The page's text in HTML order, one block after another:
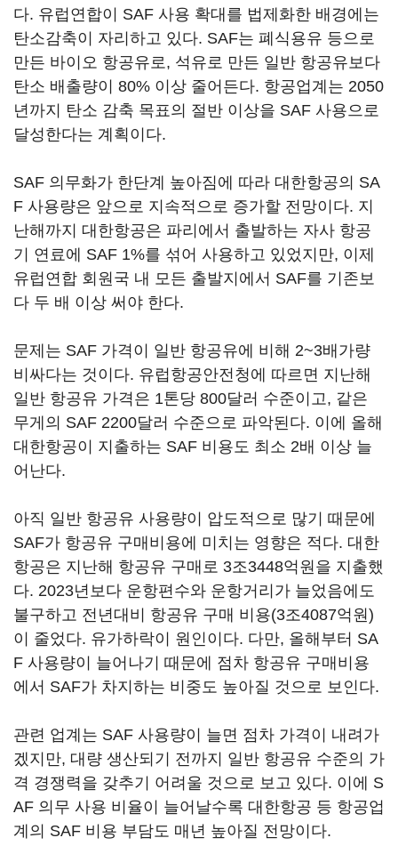
다. 유럽연합이 SAF 사용 확대를 법제화한 배경에는
탄소감축이 자리하고 있다. SAF는 폐식용유 등으로
만든 바이오 항공유로, 석유로 만든 일반 항공유보다
탄소 배출량이 80% 이상 줄어든다. 항공업계는 2050
년까지 탄소 감축 목표의 절반 이상을 SAF 사용으로
달성한다는 계획이다.
SAF 의무화가 한단계 높아짐에 따라 대한항공의 SA
F 사용량은 앞으로 지속적으로 증가할 전망이다. 지
난해까지 대한항공은 파리에서 출발하는 자사 항공
기 연료에 SAF 1%를 섞어 사용하고 있었지만, 이제
유럽연합 회원국 내 모든 출발지에서 SAF를 기존보
다 두 배 이상 써야 한다.
문제는 SAF 가격이 일반 항공유에 비해 2~3배가량
비싸다는 것이다. 유럽항공안전청에 따르면 지난해
일반 항공유 가격은 1톤당 800달러 수준이고, 같은
무게의 SAF 2200달러 수준으로 파악된다. 이에 올해
대한항공이 지출하는 SAF 비용도 최소 2배 이상 늘
어난다.
아직 일반 항공유 사용량이 압도적으로 많기 때문에
SAF가 항공유 구매비용에 미치는 영향은 적다. 대한
항공은 지난해 항공유 구매로 3조3448억원을 지출했
다. 2023년보다 운항편수와 운항거리가 늘었음에도
불구하고 전년대비 항공유 구매 비용(3조4087억원)
이 줄었다. 유가하락이 원인이다. 다만, 올해부터 SA
F 사용량이 늘어나기 때문에 점차 항공유 구매비용
에서 SAF가 차지하는 비중도 높아질 것으로 보인다.
관련 업계는 SAF 사용량이 늘면 점차 가격이 내려가
겠지만, 대량 생산되기 전까지 일반 항공유 수준의 가
격 경쟁력을 갖추기 어려울 것으로 보고 있다. 이에 S
AF 의무 사용 비율이 늘어날수록 대한항공 등 항공업
계의 SAF 비용 부담도 매년 높아질 전망이다.